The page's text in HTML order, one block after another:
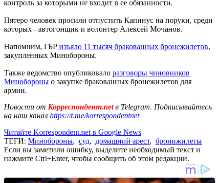
контроль за которыми не входит в ее обязанности.
Пятеро человек просили отпустить Капинус на поруки, среди
которых - автогонщик и волонтер Алексей Мочанов.
Напомним, ГБР изъяло 11 тысяч бракованных бронежилетов,
закупленных Минобороны.
Также ведомство опубликовало разговоры чиновников
Минобороны о закупке бракованных бронежилетов для
армии.
Новости от Корреспондент.netв Telegram. Подписывайтесь
на наш канал https://t.me/korrespondentnet
Читайте Korrespondent.net в Google News
ТЕГИ: Минобороны, суд, домашний арест, бронижилеты
Если вы заметили ошибку, выделите необходимый текст и
нажмите Ctrl+Enter, чтобы сообщить об этом редакции.